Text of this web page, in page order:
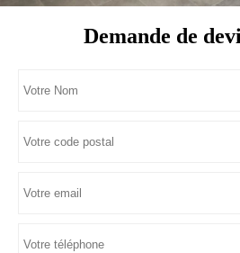
Demande de